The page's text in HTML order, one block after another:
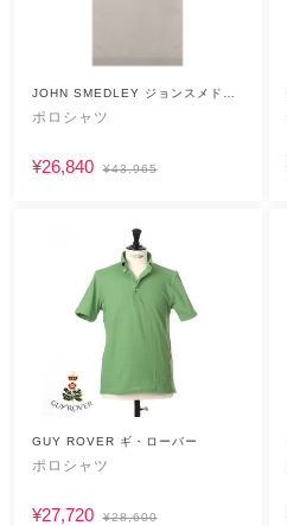
JOHN SMEDLEY ジョンスメドレ
ー
ポロシャツ
¥26,840 ¥43,965
GUY ROVER ギ・ローバー
ポロシャツ
¥27,720 ¥28,600